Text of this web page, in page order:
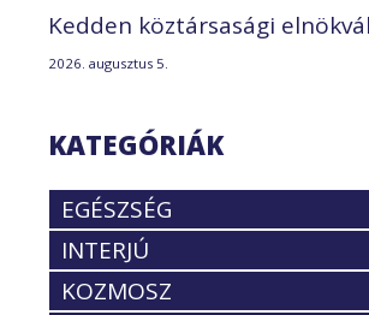
Kedden köztársasági
2026. augusztus 5.
KATEGÓRIÁK
EGÉSZSÉG
INTERJÚ
KOZMOSZ